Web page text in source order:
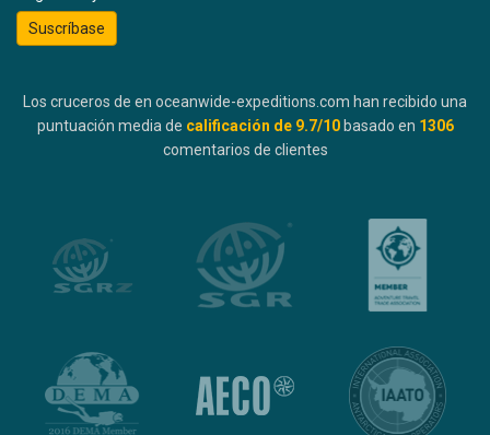
Suscríbase
Los cruceros de en oceanwide-expeditions.com han recibido una
puntuación media de calificación de 9.7/10 basado en 1306
comentarios de clientes